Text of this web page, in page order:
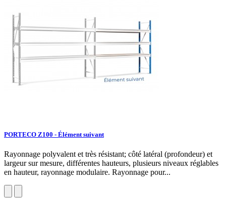
PORTECO Z100 - Élément suivant
Rayonnage polyvalent et très résistant; côté latéral (profondeur) et
largeur sur mesure, différentes hauteurs, plusieurs niveaux réglables
en hauteur, rayonnage modulaire. Rayonnage pour...